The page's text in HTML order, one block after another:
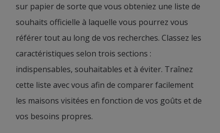
sur papier de sorte que vous obteniez une liste de
souhaits officielle à laquelle vous pourrez vous
référer tout au long de vos recherches. Classez les
caractéristiques selon trois sections :
indispensables, souhaitables et à éviter. Traînez
cette liste avec vous afin de comparer facilement
les maisons visitées en fonction de vos goûts et de
vos besoins propres.